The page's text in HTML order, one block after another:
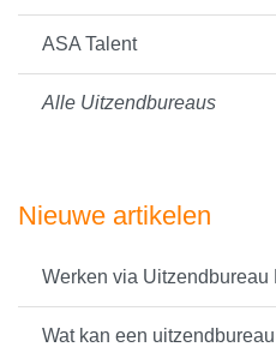
ASA Talent
Alle Uitzendbureaus
Nieuwe artikelen
Werken via Uitzendbureau
Wat kan een